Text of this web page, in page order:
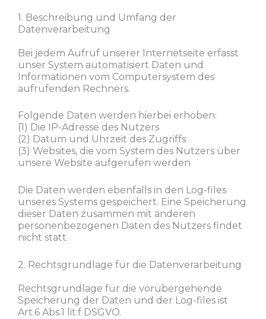
1. Beschreibung und Umfang der
Datenverarbeitung
Bei jedem Aufruf unserer Internetseite erfasst
unser System automatisiert Daten und
Informationen vom Computersystem des
aufrufenden Rechners.
Folgende Daten werden hierbei erhoben:
(1) Die IP-Adresse des Nutzers
(2) Datum und Uhrzeit des Zugriffs
(3) Websites, die vom System des Nutzers über
unsere Website aufgerufen werden
Die Daten werden ebenfalls in den Log-files
unseres Systems gespeichert. Eine Speicherung
dieser Daten zusammen mit anderen
personenbezogenen Daten des Nutzers findet
nicht statt.
2. Rechtsgrundlage für die Datenverarbeitung
Rechtsgrundlage für die vorübergehende
Speicherung der Daten und der Log-files ist
Art.6 Abs.1 lit.f DSGVO.